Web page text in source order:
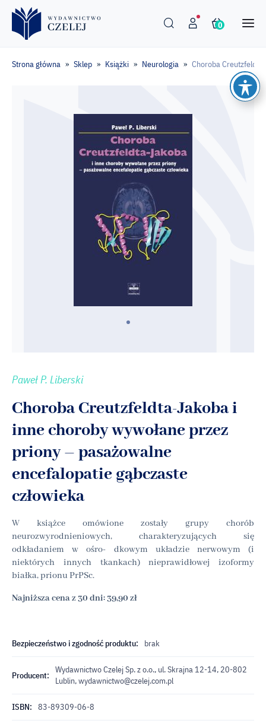
0
Strona główna » Sklep » Książki » Neurologia » Choroba
Paweł P. Liberski
Choroba Creutzfeldta-Jakoba i
inne choroby wywołane przez
priony – pasażowalne
encefalopatie gąbczaste
człowieka
W książce omówione zostały grupy chorób
neurozwyrodnieniowych, charakteryzujących się
odkładaniem w ośro- dkowym układzie nerwowym (i
niektórych innych tkankach) nieprawidłowej izoformy
białka, prionu PrPSc.
Najniższa cena z 30 dni: 39,90 zł
Bezpieczeństwo i zgodność produktu: brak
Producent:
Wydawnictwo Czelej Sp. z o.o., ul. Skrajna 12-14, 20-802
Lublin,wydawnictwo@czelej.com.pl
ISBN: 83-89309-06-8